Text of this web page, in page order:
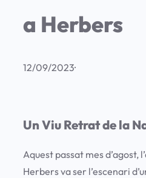
a Herbers
12/09/2023·
Un Viu Retrat de la
Aquest passat mes d’agost,
Herbers va ser l’escenari